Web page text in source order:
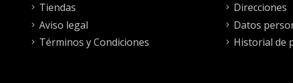
Tiendas
Aviso legal
Términos y Condiciones
Direcciones
Datos
Historial de